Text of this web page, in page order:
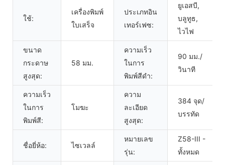
ใช้:
เครื่องพิมพ์
ใบเสร็จ
ประเภทอิน
เทอร์เฟซ:
ยูเอสบี,
บลูทูธ,
ไวไฟ
ขนาด
กระดาษ
สูงสุด:
58 มม.
ความเร็ว
ในการ
พิมพ์สีดำ:
90 มม./
วินาที
ความเร็ว
ในการ
พิมพ์สี:
โมฆะ
ความ
ละเอียด
สูงสุด:
384 จุด/
บรรทัด
ชื่อยี่ห้อ: ไซเวลล์
หมายเลข
รุ่น:
Z58-III -
ทั้งหมด